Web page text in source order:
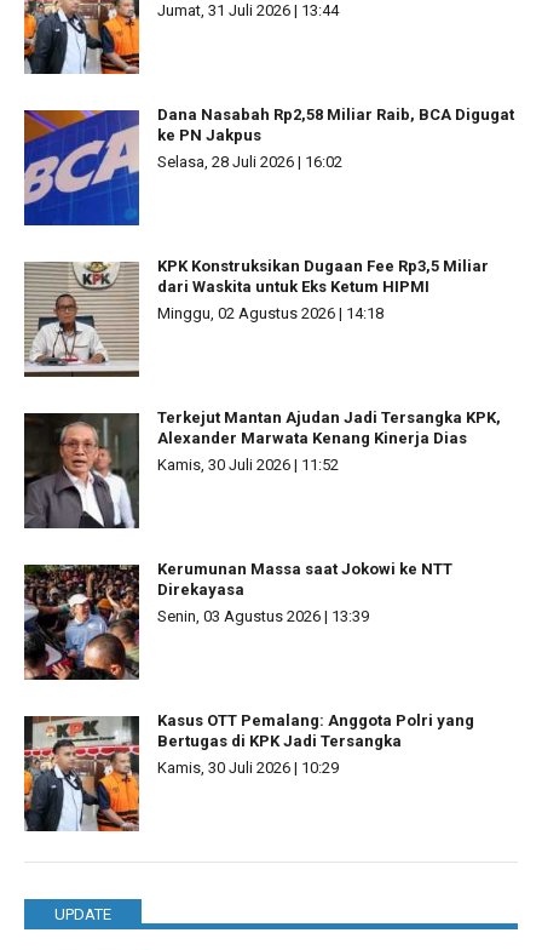
Jumat, 31 Juli 2026 | 13:44
Dana Nasabah Rp2,58 Miliar Raib, BCA Digugat
ke PN Jakpus
Selasa, 28 Juli 2026 | 16:02
KPK Konstruksikan Dugaan Fee Rp3,5 Miliar
dari Waskita untuk Eks Ketum HIPMI
Minggu, 02 Agustus 2026 | 14:18
Terkejut Mantan Ajudan Jadi Tersangka KPK,
Alexander Marwata Kenang Kinerja Dias
Kamis, 30 Juli 2026 | 11:52
Kerumunan Massa saat Jokowi ke NTT
Direkayasa
Senin, 03 Agustus 2026 | 13:39
Kasus OTT Pemalang: Anggota Polri yang
Bertugas di KPK Jadi Tersangka
Kamis, 30 Juli 2026 | 10:29
UPDATE